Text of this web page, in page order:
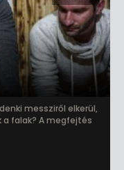
messziről elkerül,
falak? A megfejtés